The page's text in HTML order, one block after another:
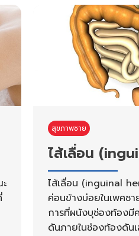
สุขภาพชาย
ไส้เลื่อน
ไส้เลื่อน (inguinal
ค่อนข้างบ่อยในเพศช
การที่ผนังบุช่องท้องมี
ดันภายในช่องท้องดัน